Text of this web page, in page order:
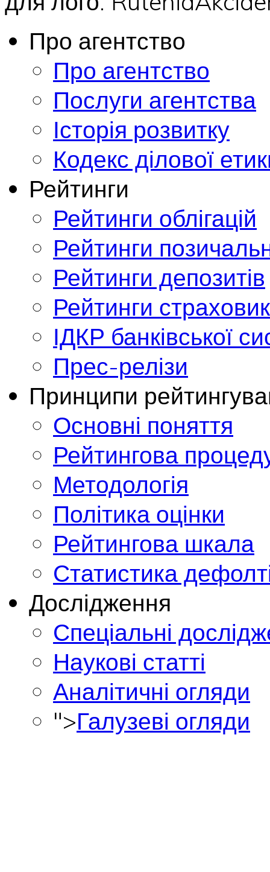
Про агентство
Про агентство
Послуги агентства
Історія розвитку
Кодекс ділової
Рейтинги
Рейтинги облігацій
Рейтинги
Рейтинги депозитів
Рейтинги
ІДКР банківської
Прес-релізи
Принципи
Основні поняття
Рейтингова
Методологія
Політика оцінки
Рейтингова шкала
Статистика
Дослідження
Спеціальні
Наукові статті
Аналітичні огляди
">Галузеві огляди